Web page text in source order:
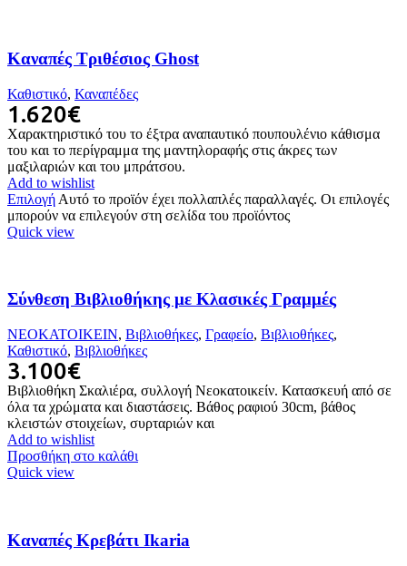
Καναπές Τριθέσιος Ghost
Καθιστικό, Καναπέδες
1.620€
Χαρακτηριστικό του το έξτρα αναπαυτικό πουπουλένιο κάθισμα
του και το περίγραμμα της μαντηλοραφής στις άκρες των
μαξιλαριών και του μπράτσου.
Add to wishlist
Επιλογή Αυτό το προϊόν έχει πολλαπλές παραλλαγές. Οι επιλογές
μπορούν να επιλεγούν στη σελίδα του προϊόντος
Quick view
Σύνθεση Βιβλιοθήκης με Κλασικές Γραμμές
ΝΕΟΚΑΤΟΙΚΕΙΝ, Βιβλιοθήκες, Γραφείο, Βιβλιοθήκες,
Καθιστικό, Βιβλιοθήκες
3.100€
Βιβλιοθήκη Σκαλιέρα, συλλογή Νεοκατοικείν. Κατασκευή από σε
όλα τα χρώματα και διαστάσεις. Βάθος ραφιού 30cm, βάθος
κλειστών στοιχείων, συρταριών και
Add to wishlist
Προσθήκη στο καλάθι
Quick view
Καναπές Κρεβάτι Ikaria